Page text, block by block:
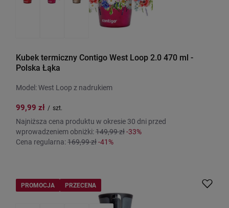
Kubek termiczny Contigo West Loop 2.0 470 ml -
Polska Łąka
Model: West Loop z nadrukiem
99,99 zł / szt.
Najniższa cena produktu w okresie 30 dni przed
wprowadzeniem obniżki:149,99 zł-33%
Cena regularna:169,99 zł-41%
PROMOCJA PRZECENA